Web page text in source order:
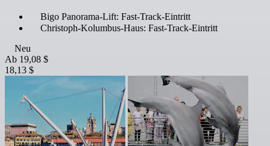
Bigo Panorama-Lift: Fast-Track-Eintritt
Christoph-Kolumbus-Haus: Fast-Track-Eintritt
Neu
Ab 19,08 $
18,13 $